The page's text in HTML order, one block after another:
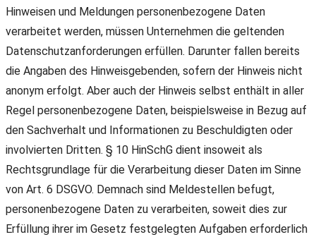
Hinweisen und Meldungen personenbezogene Daten
verarbeitet werden, müssen Unternehmen die geltenden
Datenschutzanforderungen erfüllen. Darunter fallen bereits
die Angaben des Hinweisgebenden, sofern der Hinweis nicht
anonym erfolgt. Aber auch der Hinweis selbst enthält in aller
Regel personenbezogene Daten, beispielsweise in Bezug auf
den Sachverhalt und Informationen zu Beschuldigten oder
involvierten Dritten. § 10 HinSchG dient insoweit als
Rechtsgrundlage für die Verarbeitung dieser Daten im Sinne
von Art. 6 DSGVO. Demnach sind Meldestellen befugt,
personenbezogene Daten zu verarbeiten, soweit dies zur
Erfüllung ihrer im Gesetz festgelegten Aufgaben erforderlich